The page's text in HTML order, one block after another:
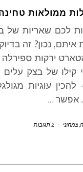
ממולאות
לכם שאריות של
נכון? זה
ירקות
קילו של בצק עלים
עוגיות
אפשר …
צמחוני - 2 תגובות